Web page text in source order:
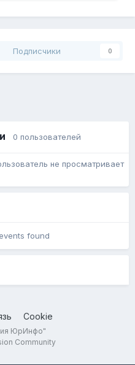
Подписчики 0
0 пользователей
не просматривает
found
Cookie
ЮрИнфо"
Community